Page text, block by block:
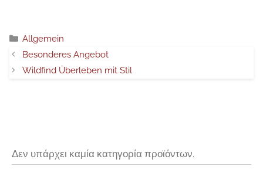
Κατηγορίες
Allgemein
Besonderes Angebot
Wildfind Überleben mit Stil
Δεν υπάρχει καμία κατηγορία προϊόντων.